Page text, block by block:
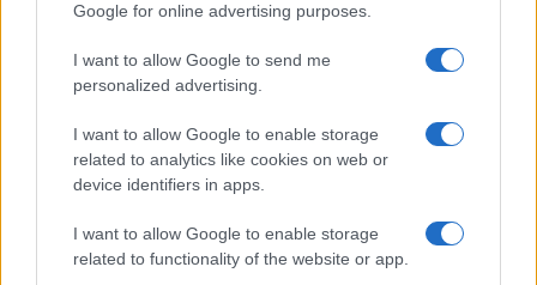
Google for online advertising purposes.
I want to allow Google to send me
personalized advertising.
I want to allow Google to enable storage
related to analytics like cookies on web or
device identifiers in apps.
I want to allow Google to enable storage
related to functionality of the website or app.